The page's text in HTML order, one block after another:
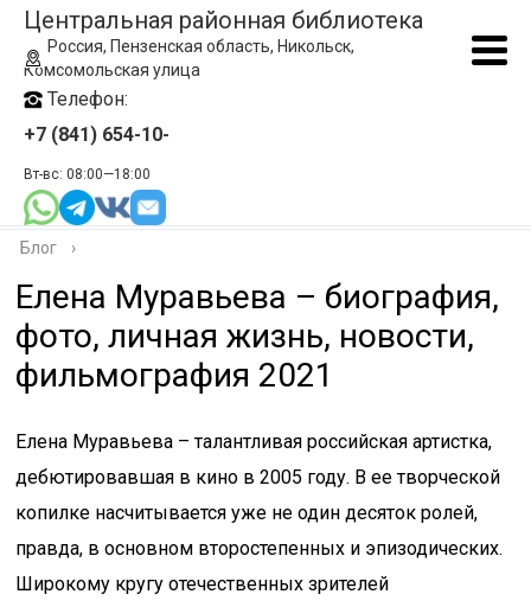
Центральная районная библиотека
Россия, Пензенская область, Никольск,
Комсомольская улица
Телефон:
+7 (841) 654-10-
Вт-вс: 08:00—18:00
Блог ›
Елена Муравьева – биография,
фото, личная жизнь, новости,
фильмография 2021
Елена Муравьева – талантливая российская артистка,
дебютировавшая в кино в 2005 году. В ее творческой
копилке насчитывается уже не один десяток ролей,
правда, в основном второстепенных и эпизодических.
Широкому кругу отечественных зрителей